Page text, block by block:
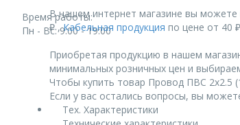
Время работы:
Пн - Вс: 9:00 - 19:00
В нашем интернет магазине вы
₽ ,Кабельная продукция по цене от 40
Приобретая продукцию в нашем
минимальных розничных цен и
Чтобы купить товар Провод ПВС 2х2.5
Если у вас остались вопросы, вы
Тех. Характеристики